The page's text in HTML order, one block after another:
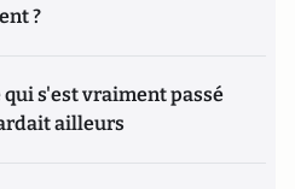
?
qui s'est vraiment passé
ailleurs